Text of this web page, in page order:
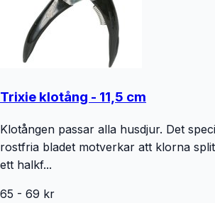
Trixie klotång - 11,5 cm
Klotången passar alla husdjur. Det
rostfria bladet motverkar att klorna
ett halkf...
65 - 69 kr